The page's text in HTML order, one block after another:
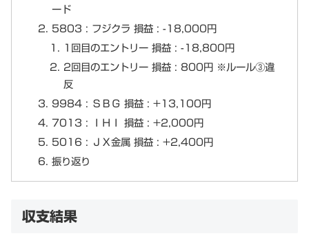
ード
5803 : フジクラ 損益 : -18,000円
1回目のエントリー 損益 : -18,800円
2回目のエントリー 損益 : 800円 ※ルール③違
反
9984 : ＳＢＧ 損益 : +13,100円
7013 : ＩＨＩ 損益 : +2,000円
5016 : ＪＸ金属 損益 : +2,400円
振り返り
収支結果